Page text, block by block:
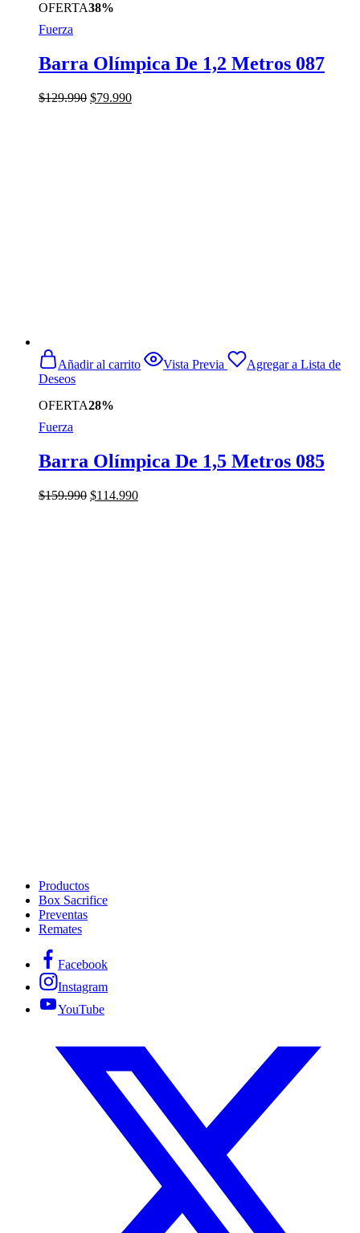
OFERTA38%
Fuerza
Barra Olímpica De 1,2 Metros 087
$129.990 El
$79.990El
OFERTA28%
Añadir al carrito Vista Previa
Agregar a Lista de
Deseos
Fuerza
Barra Olímpica De 1,5 Metros 085
$159.990 El
$114.990El
Productos
Box Sacrifice
Preventas
Remates
Facebook
Instagram
YouTube